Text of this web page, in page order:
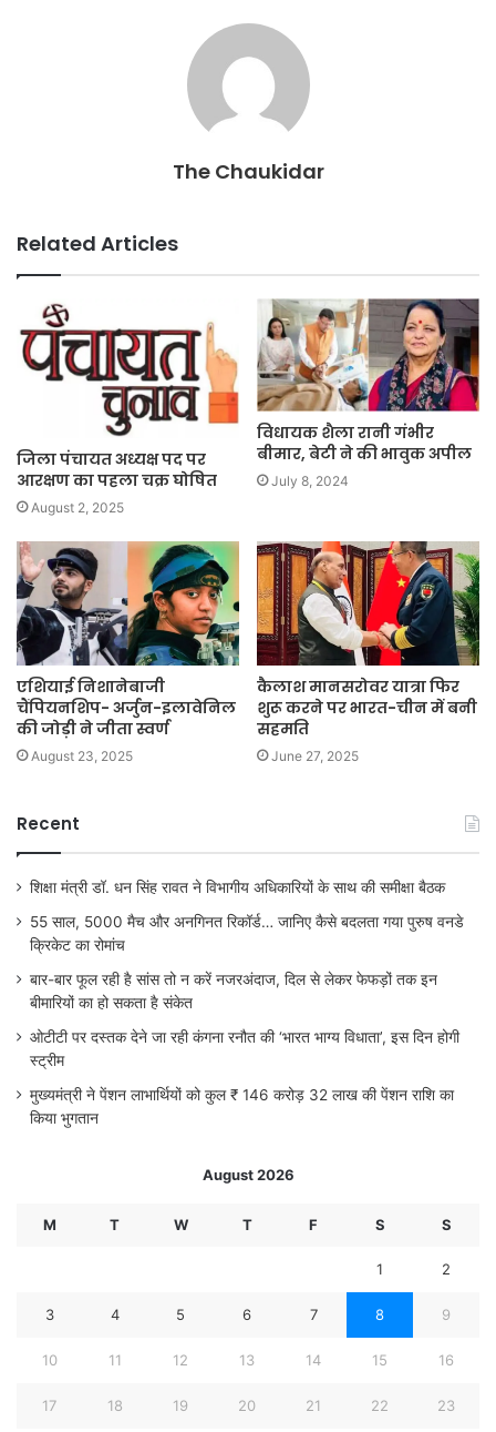
The Chaukidar
Related Articles
जिला पंचायत अध्यक्ष पद पर
आरक्षण का पहला चक्र घोषित
August 2, 2025
विधायक शैला रानी गंभीर
बीमार, बेटी ने की भावुक अपील
July 8, 2024
एशियाई निशानेबाजी
चैंपियनशिप- अर्जुन-इलावेनिल
की जोड़ी ने जीता स्वर्ण
August 23, 2025
कैलाश मानसरोवर यात्रा फिर
शुरू करने पर भारत-चीन में बनी
सहमति
June 27, 2025
Recent
शिक्षा मंत्री डॉ. धन सिंह रावत ने विभागीय अधिकारियों के साथ की समीक्षा बैठक
55 साल, 5000 मैच और अनगिनत रिकॉर्ड… जानिए कैसे बदलता गया पुरुष वनडे
क्रिकेट का रोमांच
बार-बार फूल रही है सांस तो न करें नजरअंदाज, दिल से लेकर फेफड़ों तक इन
बीमारियों का हो सकता है संकेत
ओटीटी पर दस्तक देने जा रही कंगना रनौत की ‘भारत भाग्य विधाता’, इस दिन होगी
स्ट्रीम
मुख्यमंत्री ने पेंशन लाभार्थियों को कुल ₹ 146 करोड़ 32 लाख की पेंशन राशि का
किया भुगतान
August 2026
M T W T F S S
1 2
3 4 5 6 7 8 9
10 11 12 13 14 15 16
17 18 19 20 21 22 23